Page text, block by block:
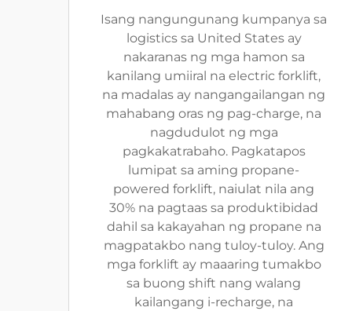
Isang nangungunang kumpanya sa
logistics sa United States ay
nakaranas ng mga hamon sa
kanilang umiiral na electric forklift,
na madalas ay nangangailangan ng
mahabang oras ng pag-charge, na
nagdudulot ng mga
pagkakatrabaho. Pagkatapos
lumipat sa aming propane-
powered forklift, naiulat nila ang
30% na pagtaas sa produktibidad
dahil sa kakayahan ng propane na
magpatakbo nang tuloy-tuloy. Ang
mga forklift ay maaaring tumakbo
sa buong shift nang walang
kailangang i-recharge, na